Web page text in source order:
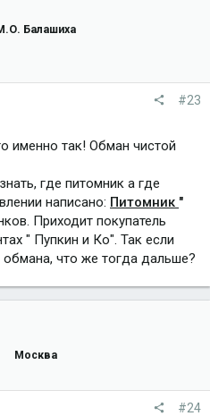
Балашиха
#23
именно так! Обман чистой
где питомник а где
написано: Питомник "
Приходит покупатель
" Пупкин и Ко". Так если
обмана, что же тогда дальше?
Москва
#24